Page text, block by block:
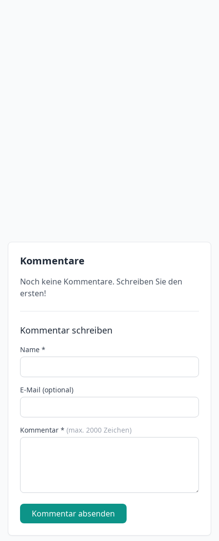
Kommentare
Noch keine Kommentare. Schreiben Sie den
ersten!
Kommentar schreiben
Name *
E-Mail (optional)
Kommentar * (max. 2000 Zeichen)
Kommentar absenden